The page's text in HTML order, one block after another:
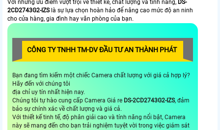
Với những ưu điểm vượt trội về thiết kế, chất lượng và tính năng, DS-
2CD2743G2-IZSlà sự lựa chọn hoàn hảo để nâng cao mức độ an ninh
cho cửa hàng, gia đình hay văn phòng của bạn.
CÔNG TY TNHH TM-DV ĐẦU TƯ AN THÀNH PHÁT
Bạn đang tìm kiếm một chiếc Camera chất lượng với giá cả hợp lý?
Hãy đến với chúng tôi
địa chỉ uy tín nhất hiện nay.
Chúng tôi tự hào cung cấp Camera Giá re DS-2CD2743G2-IZS, đảm
bảo sự chính xác về chất lượng và giá cả.
Với thiết kế tinh tế, độ phân giải cao và tính năng nổi bật, Camera
này sẽ mang đến cho bạn trải nghiệm tuyệt vời trong việc giám sát